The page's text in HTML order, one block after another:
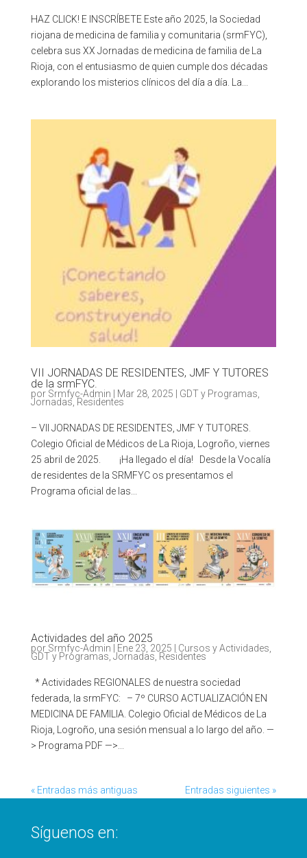
HAZ CLICK! E INSCRÍBETE Este año 2025, la Sociedad
riojana de medicina de familia y comunitaria (srmFYC),
celebra sus XX Jornadas de medicina de familia de La
Rioja, con el entusiasmo de quien cumple dos décadas
explorando los misterios clínicos del día a día. La...
VII JORNADAS DE RESIDENTES, JMF Y TUTORES
de la srmFYC.
por Srmfyc-Admin Mar 28, 2025 GDT y Programas
Jornadas, Residentes
– VII JORNADAS DE RESIDENTES, JMF Y TUTORES.
Colegio Oficial de Médicos de La Rioja, Logroño, viernes
25 abril de 2025. ¡Ha llegado el día! Desde la Vocalía
de residentes de la SRMFYC os presentamos el
Programa oficial de las...
Actividades del año 2025
por Srmfyc-Admin Ene 23, 2025 Cursos y Actividades
GDT y Programas Jornadas Residentes
* Actividades REGIONALES de nuestra sociedad
federada, la srmFYC: – 7º CURSO ACTUALIZACIÓN EN
MEDICINA DE FAMILIA. Colegio Oficial de Médicos de La
Rioja, Logroño, una sesión mensual a lo largo del año. —
> Programa PDF —>...
« Entradas más antiguas Entradas siguientes »
Síguenos en: